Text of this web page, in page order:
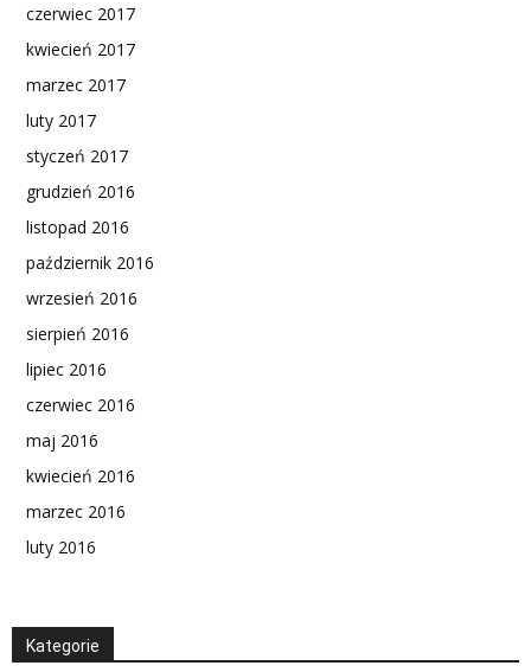
czerwiec 2017
kwiecień 2017
marzec 2017
luty 2017
styczeń 2017
grudzień 2016
listopad 2016
październik 2016
wrzesień 2016
sierpień 2016
lipiec 2016
czerwiec 2016
maj 2016
kwiecień 2016
marzec 2016
luty 2016
Kategorie